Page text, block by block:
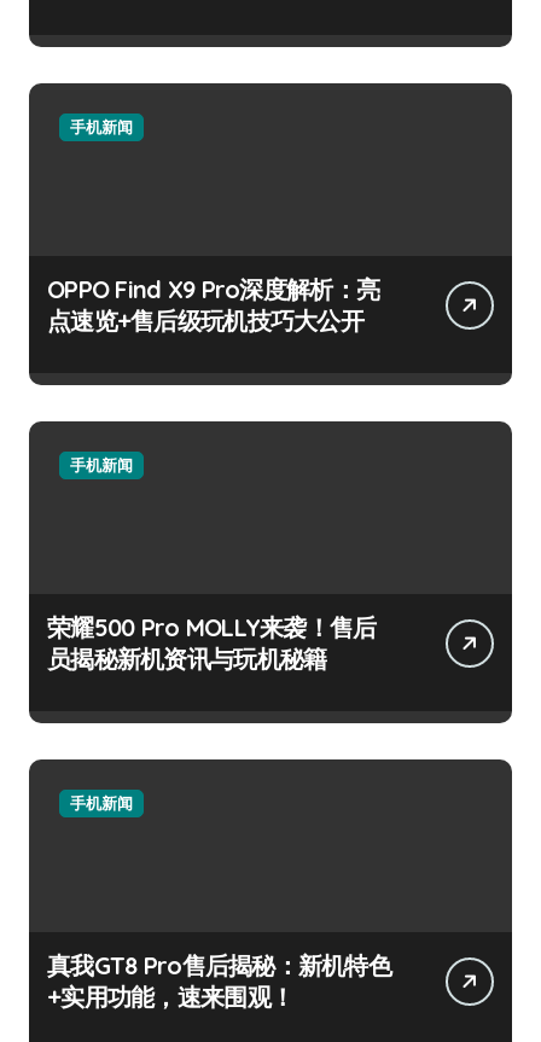
手机新闻
OPPO Find X9 Pro深度解析：亮
点速览+售后级玩机技巧大公开
手机新闻
荣耀500 Pro MOLLY来袭！售后
员揭秘新机资讯与玩机秘籍
手机新闻
真我GT8 Pro售后揭秘：新机特色
+实用功能，速来围观！